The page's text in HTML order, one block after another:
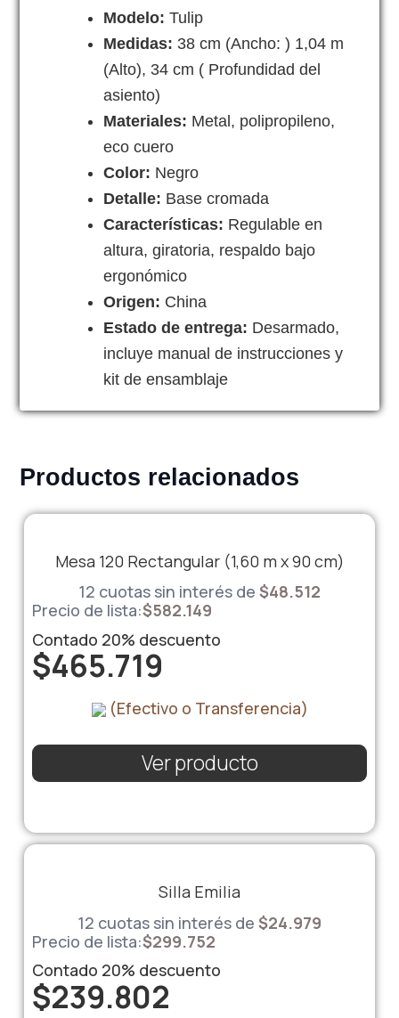
Modelo: Tulip
Medidas: 38 cm (Ancho: ) 1,04 m
(Alto), 34 cm ( Profundidad del
asiento)
Materiales: Metal, polipropileno,
eco cuero
Color: Negro
Detalle: Base cromada
Características: Regulable en
altura, giratoria, respaldo bajo
ergonómico
Origen: China
Estado de entrega: Desarmado,
incluye manual de instrucciones y
kit de ensamblaje
Productos relacionados
Mesa 120 Rectangular (1,60 m x 90 cm)
12 cuotas sin interés de $48.512
Precio de lista:$582.149
Contado 20% descuento
$465.719
(Efectivo o Transferencia)
Ver producto
Silla Emilia
12 cuotas sin interés de $24.979
Precio de lista:$299.752
Contado 20% descuento
$239.802